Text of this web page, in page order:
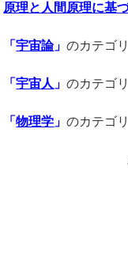
原理と人間原理に基
「宇宙論」のカテゴ
「宇宙人 」のカテゴ
「物理学 」のカテゴ